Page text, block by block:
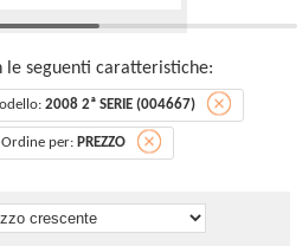
le seguenti caratteristiche:
2008 2ª SERIE (004667)
Ordine per: PREZZO